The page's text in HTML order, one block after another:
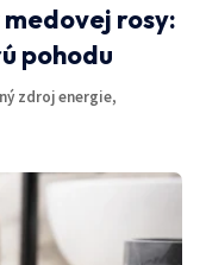
rosy:
pohodu
zdroj energie,